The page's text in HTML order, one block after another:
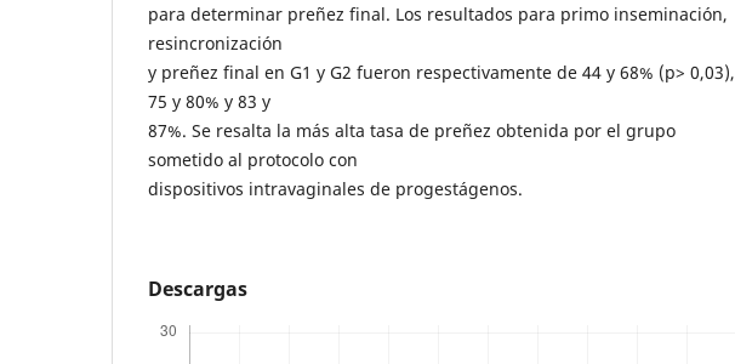
para determinar preñez final. Los resultados para primo inseminación,
resincronización
y preñez final en G1 y G2 fueron respectivamente de 44 y 68% (p> 0,03),
75 y 80% y 83 y
87%. Se resalta la más alta tasa de preñez obtenida por el grupo
sometido al protocolo con
dispositivos intravaginales de progestágenos.
Descargas